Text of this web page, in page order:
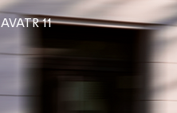
AVATR 11